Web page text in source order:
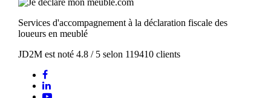
Services d'accompagnement à la déclaration fiscale des
loueurs en meublé
JD2M est noté4.8 / 5 selon 119410 clients